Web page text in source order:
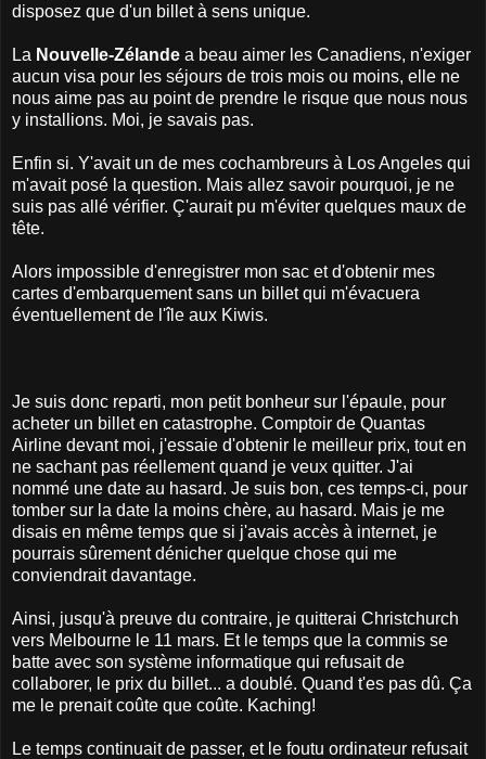
disposez que d'un billet à sens unique.
La Nouvelle-Zélande a beau aimer les Canadiens, n'exiger
aucun visa pour les séjours de trois mois ou moins, elle ne
nous aime pas au point de prendre le risque que nous nous
y installions. Moi, je savais pas.
Enfin si. Y'avait un de mes cochambreurs à Los Angeles qui
m'avait posé la question. Mais allez savoir pourquoi, je ne
suis pas allé vérifier. Ç'aurait pu m'éviter quelques maux de
tête.
Alors impossible d'enregistrer mon sac et d'obtenir mes
cartes d'embarquement sans un billet qui m'évacuera
éventuellement de l'île aux Kiwis.
Je suis donc reparti, mon petit bonheur sur l'épaule, pour
acheter un billet en catastrophe. Comptoir de Quantas
Airline devant moi, j'essaie d'obtenir le meilleur prix, tout en
ne sachant pas réellement quand je veux quitter. J'ai
nommé une date au hasard. Je suis bon, ces temps-ci, pour
tomber sur la date la moins chère, au hasard. Mais je me
disais en même temps que si j'avais accès à internet, je
pourrais sûrement dénicher quelque chose qui me
conviendrait davantage.
Ainsi, jusqu'à preuve du contraire, je quitterai Christchurch
vers Melbourne le 11 mars. Et le temps que la commis se
batte avec son système informatique qui refusait de
collaborer, le prix du billet... a doublé. Quand t'es pas dû. Ça
me le prenait coûte que coûte. Kaching!
Le temps continuait de passer, et le foutu ordinateur refusait